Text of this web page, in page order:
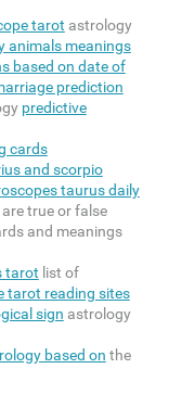
tarot astrology
animals meanings
based on date of
prediction
predictive
cards
and scorpio
taurus daily
true or false
and meanings
tarot list of
tarot reading sites
sign astrology
based on the